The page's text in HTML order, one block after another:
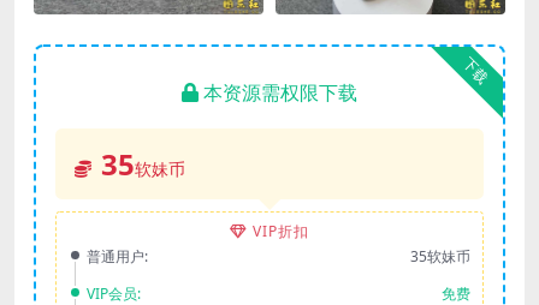
下载
本资源需权限下载
35软妹币
VIP折扣
普通用户:
35软妹币
VIP会员:
免费